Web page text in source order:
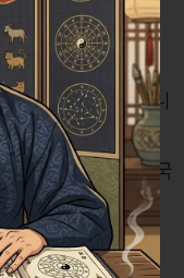
을지 궁금해합니
을 수 있으며, 몇
있습니다. 이는 국
있기 때문에 조기
중요합니다.